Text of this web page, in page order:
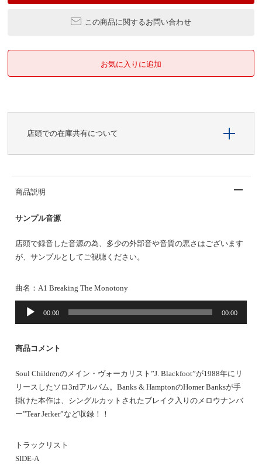
この商品に関するお問い合わせ
店頭での在庫共有について
商品説明
サンプル音源
店頭で録音した音源の為、多少の外部音や音質の悪さはございます
が、サンプルとしてご視聴ください。
曲名： A1 Breaking The Monotony
音
ー
ー
00:00 00:00
商品コメント
Soul Childrenのメイン・ヴォーカリスト”J. Blackfoot”が1988年にリ
リースしたソロ3rdアルバム。Banks & HamptonのHomer Banksが手
掛けた本作は、シングルカットされたブレイク入りのメロウナンバ
ー”Tear Jerker”など収録！！
トラックリスト
SIDE-A